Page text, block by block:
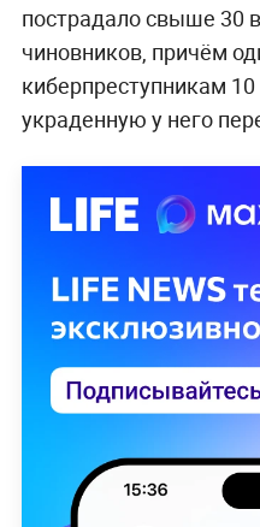
пострадало свыше 30
чиновников, причём
киберпреступникам
украденную у него